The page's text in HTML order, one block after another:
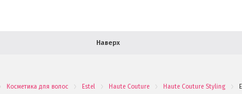
Наверх
Косметика для волос Estel Haute Couture Haute Couture Styling